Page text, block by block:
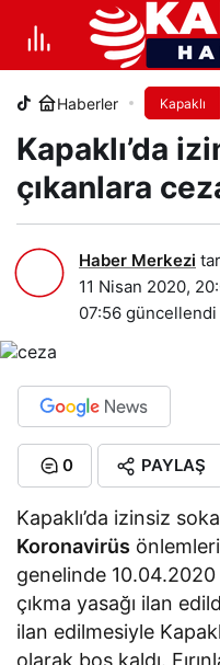
Haberler Kapaklı
Kapaklı’da
çıkanlara
Haber Merkezi
11 Nisan 2020,
07:56 güncellendi
0 PAYLAŞ
Kapaklı’da izinsiz
Koronavirüs
genelinde
çıkma yasağı ilan
ilan edilmesiyle
olarak boş kaldı.
Kapaklı’da
ceza yağdı.